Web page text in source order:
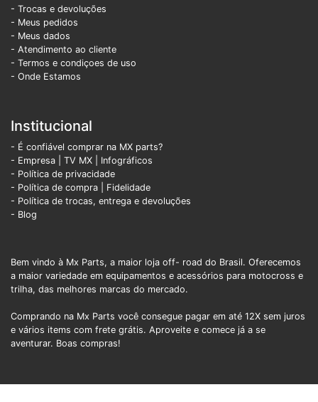
- Trocas e devoluções
- Meus pedidos
- Meus dados
- Atendimento ao cliente
- Termos e condiçoes de uso
- Onde Estamos
Institucional
- É confiável comprar na MX parts?
- Empresa
TV MX
Infográficos
- Política de privacidade
- Política de compra | Fidelidade
- Política de trocas, entrega e devoluções
- Blog
Bem vindo à Mx Parts, a maior loja off- road do Brasil. Oferecemos
a maior variedade em equipamentos e acessórios para motocross e
trilha, das melhores marcas do mercado.
Comprando na Mx Parts você consegue pagar em até 12X sem juros
e vários items com frete grátis. Aproveite e comece já a se
aventurar. Boas compras!